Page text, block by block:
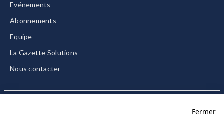
Evénements
Abonnements
Equipe
La Gazette Solutions
Nous contacter
Fermer